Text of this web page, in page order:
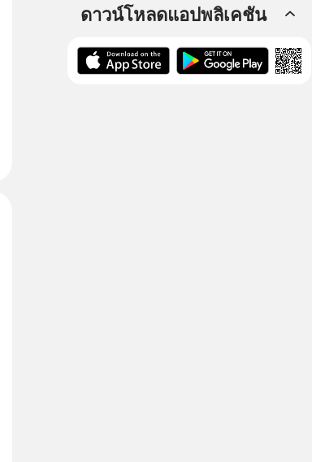
ดาวน์โหลดแอปพลิเคชัน